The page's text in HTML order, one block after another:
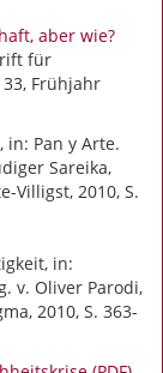
aber wie?
für
Frühjahr
Pan y Arte.
Sareika,
Villigst, 2010, S.
in:
v. Oliver Parodi,
2010, S. 363-